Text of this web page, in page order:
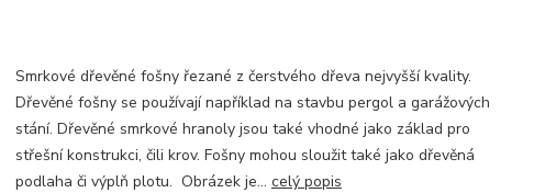
Smrkové dřevěné fošny řezané z čerstvého dřeva nejvyšší kvality.
Dřevěné fošny se používají například na stavbu pergol a garážových
stání. Dřevěné smrkové hranoly jsou také vhodné jako základ pro
střešní konstrukci, čili krov. Fošny mohou sloužit také jako dřevěná
podlaha či výplň plotu. Obrázek je... celý popis